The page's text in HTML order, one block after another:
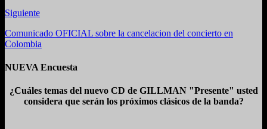
Siguiente
Comunicado OFICIAL sobre la cancelacion del concierto en
Colombia
NUEVA Encuesta
¿Cuáles temas del nuevo CD de GILLMAN "Presente" usted
considera que serán los próximos clásicos de la banda?